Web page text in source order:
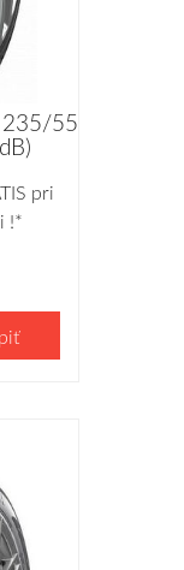
235/55
pri
!*